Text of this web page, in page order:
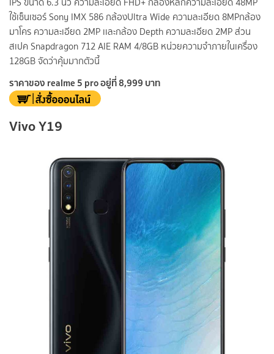
ใช้เซ็นเซอร์ Sony IMX 586 กล้องUltra Wide ความละเอียด 8MPกล้อง
มาโคร ความละเอียด 2MP เเละกล้อง Depth ความละเอียด 2MP ส่วน
สเปค Snapdragon 712 AIE RAM 4/8GB หน่วยความจำภายในเครื่อง
128GB จัดว่าคุ้มมากตัวนี้
ราคาของ realme 5 pro อยู่ที่ 8,999 บาท
Vivo Y19